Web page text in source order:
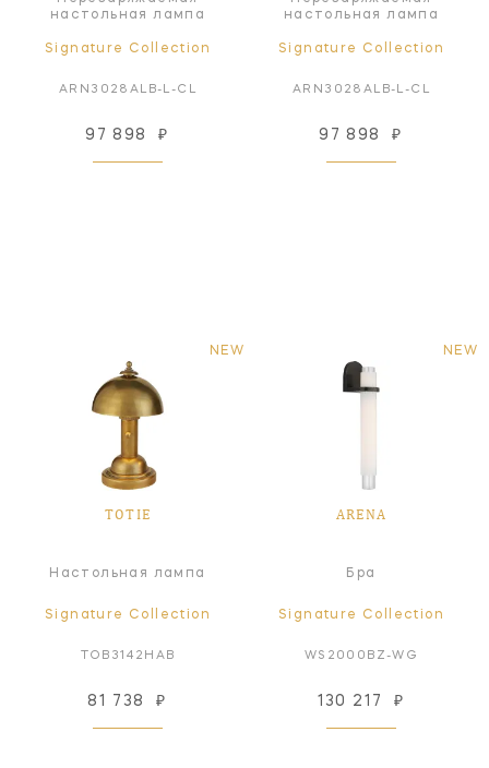
настольная лампа
Signature Collection
ARN3028ALB-L-CL
97 898 ₽
настольная лампа
Signature Collection
ARN3028ALB-L-CL
97 898 ₽
NEW
TOTIE
Настольная лампа
Signature Collection
TOB3142HAB
81 738 ₽
NEW
ARENA
Бра
Signature Collection
WS2000BZ-WG
130 217 ₽